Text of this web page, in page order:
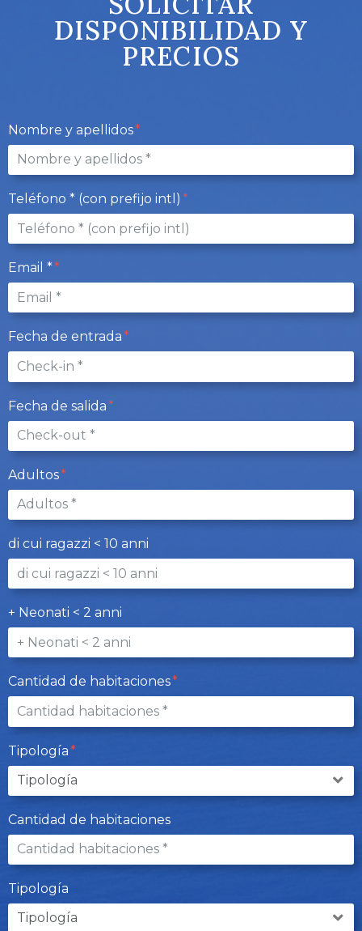
DISPONIBILIDAD Y
PRECIOS
Nombre y apellidos
Teléfono * (con prefijo intl)
Email *
Fecha de entrada
Fecha de salida
Adultos
di cui ragazzi < 10 anni
+ Neonati < 2 anni
Cantidad de habitaciones
Tipología
Cantidad de habitaciones
Tipología